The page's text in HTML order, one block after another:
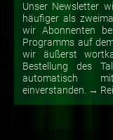
Unser Newsletter
häufiger als
wir Abonnenten
Programms auf
wir äußerst
Bestellung des
automatisch
einverstanden. →